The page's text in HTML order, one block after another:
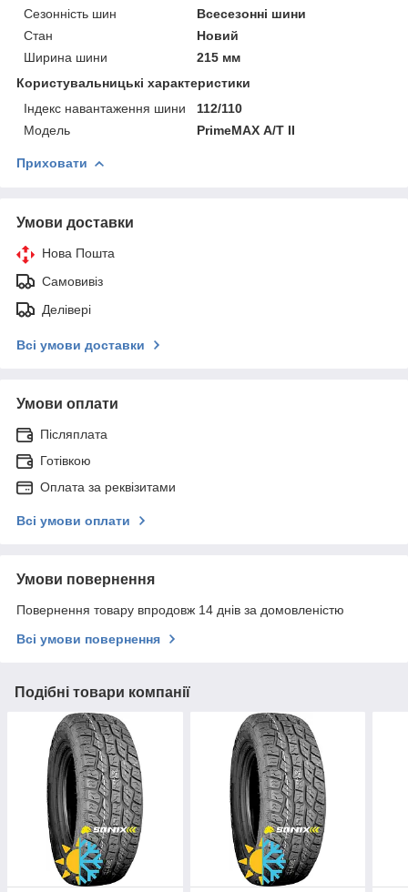
Сезонність шин
Всесезонні шини
Стан
Новий
Ширина шини
215 мм
Користувальницькі характеристики
Індекс навантаження шини
112/110
Мoдель
PrimeMAX А/Т II
Приховати
Умови доставки
Нова Пошта
Самовивіз
Делівері
Всі умови доставки
Умови оплати
Післяплата
Готівкою
Оплата за реквізитами
Всі умови оплати
Умови повернення
Повернення товару впродовж 14 днів за домовленістю
Всі умови повернення
Подібні товари компанії